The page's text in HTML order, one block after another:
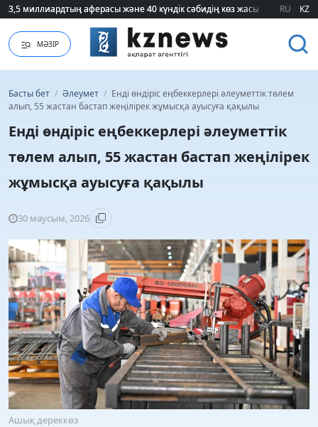
3,5 миллиардтың аферасы және 40 күндік сәбидің көз жасы:
3,5 миллиардтың аферасы және 40 күндік сәбидің көз жасы: RU KZ
МӘЗІР
Басты бет / Әлеумет / Енді өндіріс еңбеккерлері әлеуметтік төлем
алып, 55 жастан бастап жеңілірек жұмысқа ауысуға қақылы
Енді өндіріс еңбеккерлері әлеуметтік
төлем алып, 55 жастан бастап жеңілірек
жұмысқа ауысуға қақылы
30 маусым, 2026
Ашық дереккөз